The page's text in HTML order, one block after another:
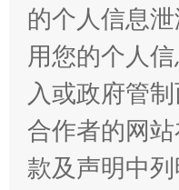
揭批美国五大
的个人信息泄
用您的个人
入或政府管
合作者的网站
款及声明中